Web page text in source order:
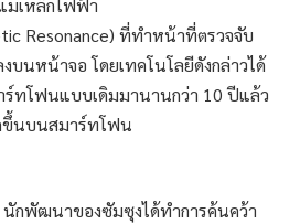
Resonance) ที่ทำหน้าที่ตรวจจับ
บนหน้าจอ โดยเทคโนโลยีดังกล่าวได้
ทโฟนแบบเดิมมานานกว่า 10 ปีแล้ว
ขึ้นบนสมาร์ทโฟน
นักพัฒนาของซัมซุงได้ทำการค้นคว้า